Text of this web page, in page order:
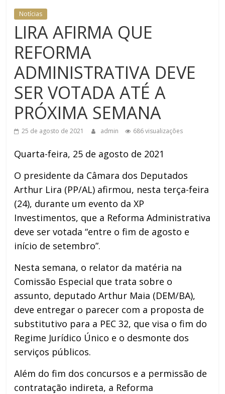
Notícias
LIRA AFIRMA QUE
REFORMA
ADMINISTRATIVA DEVE
SER VOTADA ATÉ A
PRÓXIMA SEMANA
25 de agosto de 2021 admin 686 visualizações
Quarta-feira, 25 de agosto de 2021
O presidente da Câmara dos Deputados
Arthur Lira (PP/AL) afirmou, nesta terça-feira
(24), durante um evento da XP
Investimentos, que a Reforma Administrativa
deve ser votada “entre o fim de agosto e
início de setembro”.
Nesta semana, o relator da matéria na
Comissão Especial que trata sobre o
assunto, deputado Arthur Maia (DEM/BA),
deve entregar o parecer com a proposta de
substitutivo para a PEC 32, que visa o fim do
Regime Jurídico Único e o desmonte dos
serviços públicos.
Além do fim dos concursos e a permissão de
contratação indireta, a Reforma